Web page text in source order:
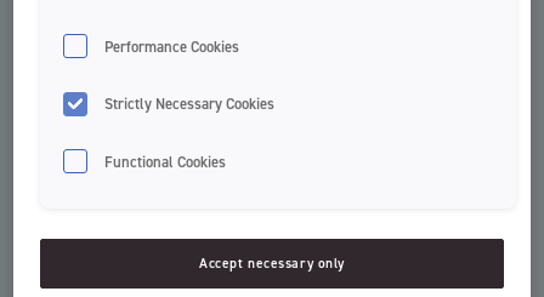
Dentífrico en dispensador
Dentífrico KIDS 0-5 AÑOS
Dentífricos
Performance Cookies
Strictly Necessary Cookies
Functional Cookies
Accept necessary only